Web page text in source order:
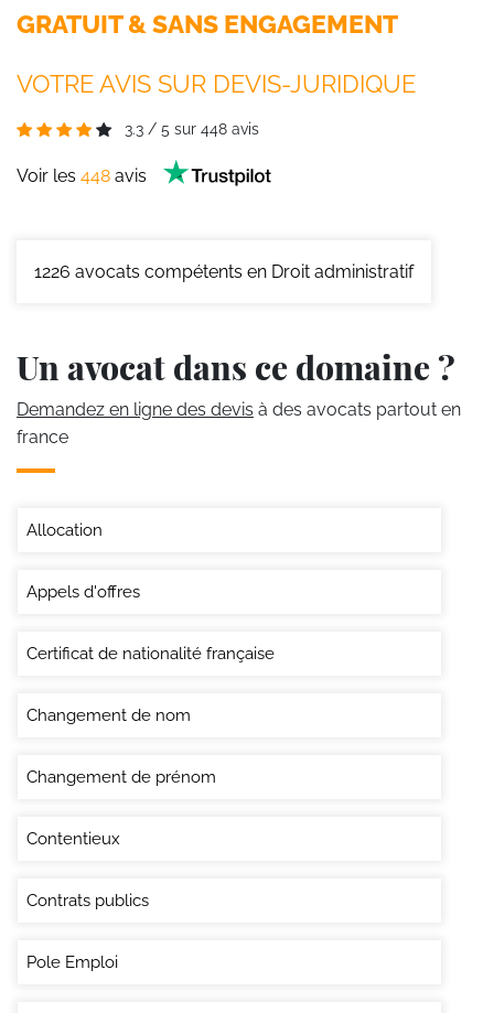
GRATUIT & SANS ENGAGEMENT
VOTRE AVIS SUR DEVIS-JURIDIQUE
3.3 / 5 sur 448 avis
Voir les 448 avis
1226 avocats compétents en Droit administratif
Un avocat dans ce domaine ?
Demandez en ligne des devis à des avocats partout en
france
Allocation
Appels d'offres
Certificat de nationalité française
Changement de nom
Changement de prénom
Contentieux
Contrats publics
Pole Emploi